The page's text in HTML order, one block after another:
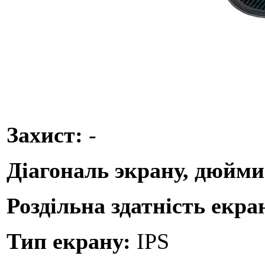
Захист: -
Діагональ экрану,
Роздільна здатність
Тип екрану: IPS